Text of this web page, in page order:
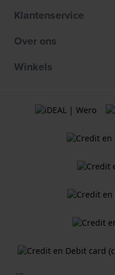
Klantenservice
Over ons
Winkels